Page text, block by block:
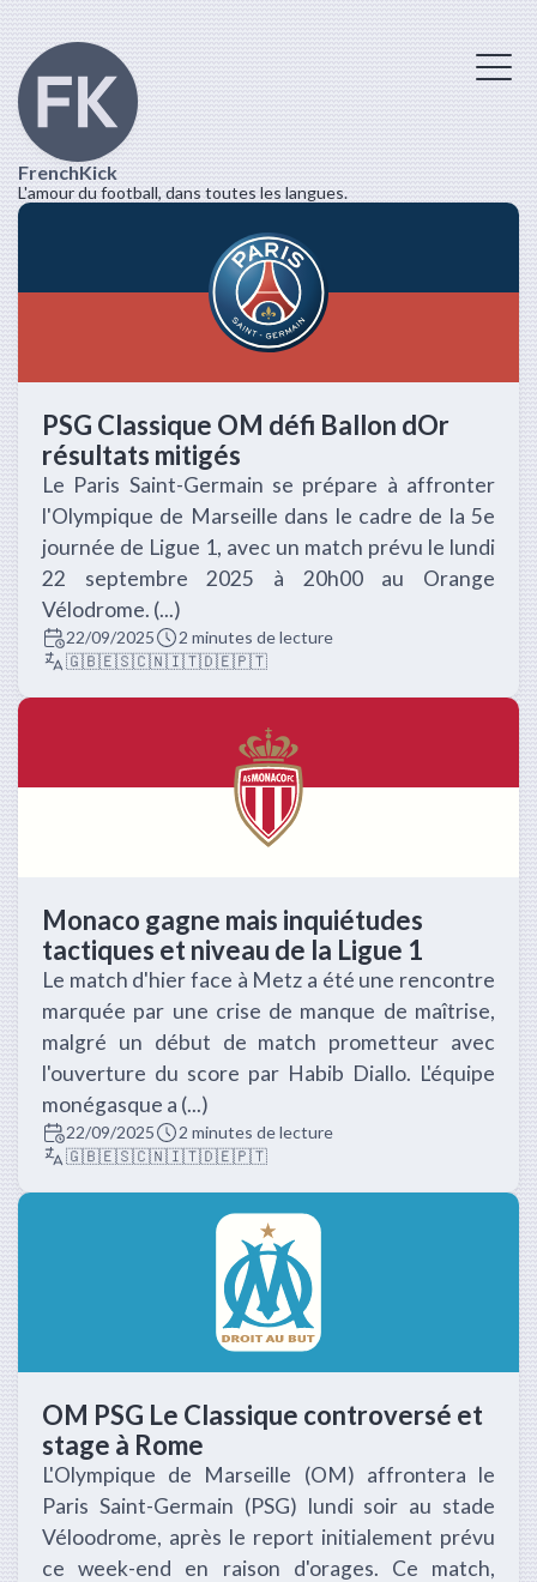
FrenchKick
L'amour du football, dans toutes les langues.
PSG Classique OM défi Ballon dOr
résultats mitigés
Le Paris Saint-Germain se prépare à affronter
l'Olympique de Marseille dans le cadre de la 5e
journée de Ligue 1, avec un match prévu le lundi
22 septembre 2025 à 20h00 au Orange
Vélodrome. (...)
22/09/2025
2 minutes de lecture
🇬🇧🇪🇸🇨🇳🇮🇹🇩🇪🇵🇹
Monaco gagne mais inquiétudes
tactiques et niveau de la Ligue 1
Le match d'hier face à Metz a été une rencontre
marquée par une crise de manque de maîtrise,
malgré un début de match prometteur avec
l'ouverture du score par Habib Diallo. L'équipe
monégasque a (...)
22/09/2025
2 minutes de lecture
🇬🇧🇪🇸🇨🇳🇮🇹🇩🇪🇵🇹
OM PSG Le Classique controversé et
stage à Rome
L'Olympique de Marseille (OM) affrontera le
Paris Saint-Germain (PSG) lundi soir au stade
Véloodrome, après le report initialement prévu
ce week-end en raison d'orages. Ce match,